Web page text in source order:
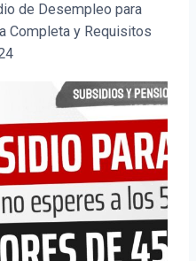
de Desempleo para
Completa y Requisitos